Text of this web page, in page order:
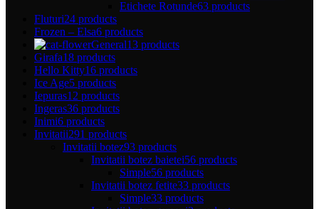
Etichete Rotunde63 products
Fluturi24 products
Frozen – Elsa6 products
General13 products
Girafa18 products
Hello Kitty16 products
Ice Age5 products
Iepuras12 products
Ingeras36 products
Inimi6 products
Invitatii291 products
Invitatii botez93 products
Invitatii botez baietei56 products
Simple56 products
Invitatii botez fetite33 products
Simple33 products